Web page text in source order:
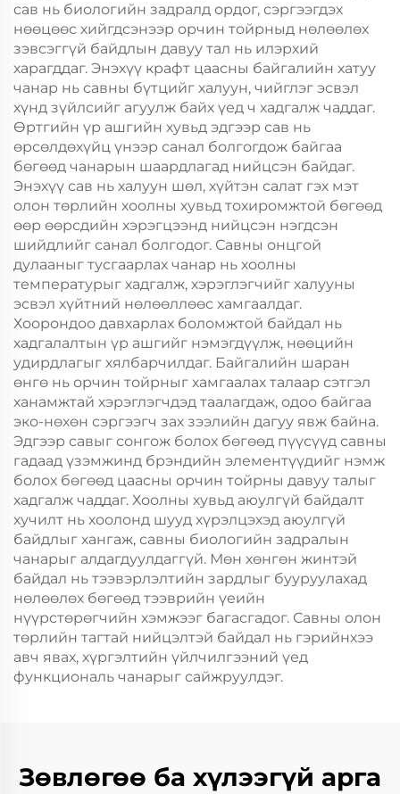
сав нь биологийн задралд ордог, сэргээгдэх
нөөцөөс хийгдсэнээр орчин тойрныд нөлөөлөх
зэвсэггүй байдлын давуу тал нь илэрхий
харагддаг. Энэхүү крафт цаасны байгалийн хатуу
чанар нь савны бүтцийг халуун, чийглэг эсвэл
хүнд зүйлсийг агуулж байх үед ч хадгалж чаддаг.
Өртгийн үр ашгийн хувьд эдгээр сав нь
өрсөлдөхүйц үнээр санал болгогдож байгаа
бөгөөд чанарын шаардлагад нийцсэн байдаг.
Энэхүү сав нь халуун шөл, хүйтэн салат гэх мэт
олон төрлийн хоолны хувьд тохиромжтой бөгөөд
өөр өөрсдийн хэрэгцээнд нийцсэн нэгдсэн
шийдлийг санал болгодог. Савны онцгой
дулааныг тусгаарлах чанар нь хоолны
температурыг хадгалж, хэрэглэгчийг халууны
эсвэл хүйтний нөлөөллөөс хамгаалдаг.
Хоорондоо давхарлах боломжтой байдал нь
хадгалалтын үр ашгийг нэмэгдүүлж, нөөцийн
удирдлагыг хялбарчилдаг. Байгалийн шаран
өнгө нь орчин тойрныг хамгаалах талаар сэтгэл
ханамжтай хэрэглэгчдэд таалагдаж, одоо байгаа
эко-нөхөн сэргээгч зах зээлийн дагуу явж байна.
Эдгээр савыг сонгож болох бөгөөд пүүсүүд савны
гадаад үзэмжинд брэндийн элементүүдийг нэмж
болох бөгөөд цаасны орчин тойрны давуу талыг
хадгалж чаддаг. Хоолны хувьд аюулгүй байдалт
хучилт нь хоолонд шууд хүрэлцэхэд аюулгүй
байдлыг хангаж, савны биологийн задралын
чанарыг алдагдуулдаггүй. Мөн хөнгөн жинтэй
байдал нь тээвэрлэлтийн зардлыг бууруулахад
нөлөөлөх бөгөөд тээврийн үеийн
нүүрстөрөгчийн хэмжээг багасгадог. Савны олон
төрлийн тагтай нийцэлтэй байдал нь гэрийнхээ
авч явах, хүргэлтийн үйлчилгээний үед
функциональ чанарыг сайжруулдэг.
Зөвлөгөө ба хүлээгүй арга